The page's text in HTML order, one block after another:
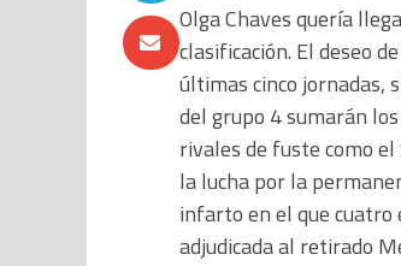
Olga Chaves quería
clasificación. El deseo
últimas cinco jornadas,
del grupo 4 sumarán
rivales de fuste como el
la lucha por la
infarto en el que cuatro
adjudicada al retirado